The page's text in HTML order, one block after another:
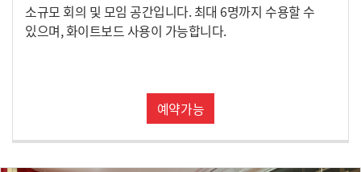
소규모 회의 및 모임 공간입니다. 최대 6명까지 수용할 수
있으며, 화이트보드 사용이 가능합니다.
예약가능